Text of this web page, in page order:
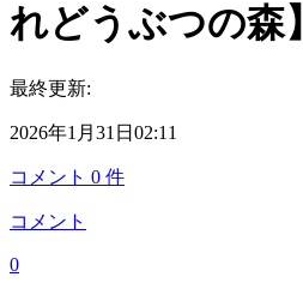
れどうぶつの森】
最終更新:
2026年1月31日02:11
コメント 0 件
コメント
0